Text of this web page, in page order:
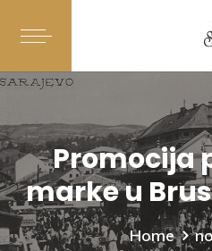
Promocija
marke u
Home